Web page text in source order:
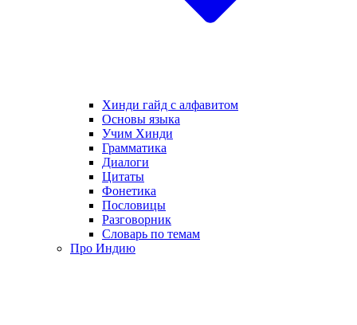
Хинди гайд с алфавитом
Основы языка
Учим Хинди
Грамматика
Диалоги
Цитаты
Фонетика
Пословицы
Разговорник
Словарь по темам
Про Индию